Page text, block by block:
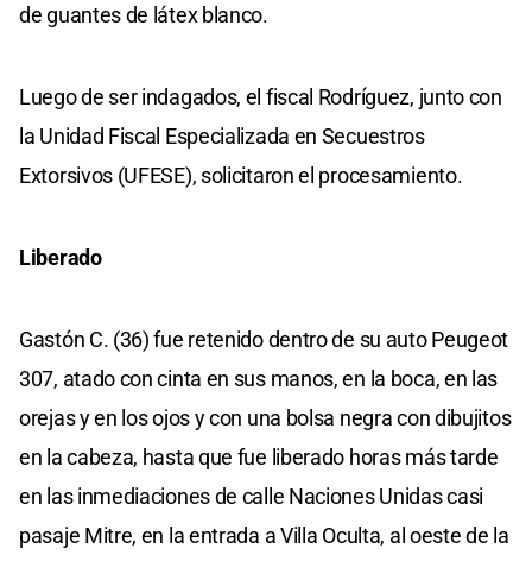
de guantes de látex blanco.
Luego de ser indagados, el fiscal Rodríguez, junto con
la Unidad Fiscal Especializada en Secuestros
Extorsivos (UFESE), solicitaron el procesamiento.
Liberado
Gastón C. (36) fue retenido dentro de su auto Peugeot
307, atado con cinta en sus manos, en la boca, en las
orejas y en los ojos y con una bolsa negra con dibujitos
en la cabeza, hasta que fue liberado horas más tarde
en las inmediaciones de calle Naciones Unidas casi
pasaje Mitre, en la entrada a Villa Oculta, al oeste de la